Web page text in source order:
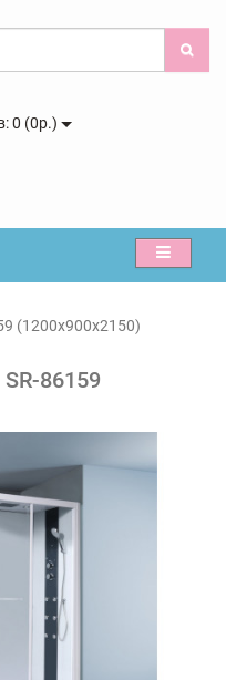
0 (0р.)
(1200x900x2150)
86159